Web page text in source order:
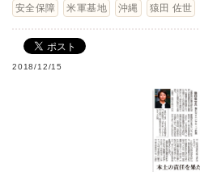
安全保障 米軍基地 沖縄 猿田 佐世
2018/12/15